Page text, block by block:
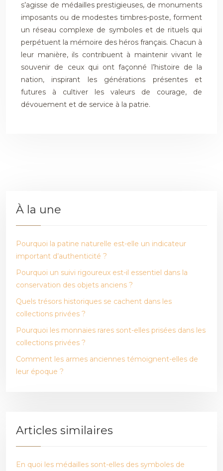
s’agisse de médailles prestigieuses, de monuments
imposants ou de modestes timbres-poste, forment
un réseau complexe de symboles et de rituels qui
perpétuent la mémoire des héros français. Chacun à
leur manière, ils contribuent à maintenir vivant le
souvenir de ceux qui ont façonné l’histoire de la
nation, inspirant les générations présentes et
futures à cultiver les valeurs de courage, de
dévouement et de service à la patrie.
À la une
Pourquoi la patine naturelle est-elle un indicateur
important d’authenticité ?
Pourquoi un suivi rigoureux est-il essentiel dans la
conservation des objets anciens ?
Quels trésors historiques se cachent dans les
collections privées ?
Pourquoi les monnaies rares sont-elles prisées dans les
collections privées ?
Comment les armes anciennes témoignent-elles de
leur époque ?
Articles similaires
En quoi les médailles sont-elles des symboles de